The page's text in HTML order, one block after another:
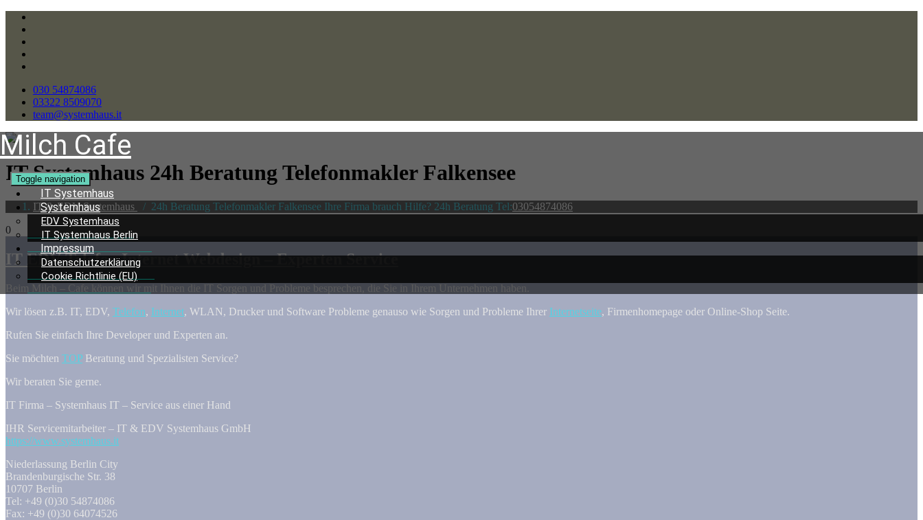
030 54874086
03322 8509070
team@systemhaus.it
Milch Cafe
Toggle navigation
IT Systemhaus
Systemhaus
EDV Systemhaus
IT Systemhaus Berlin
Impressum
Datenschutzerklärung
Cookie Richtlinie (EU)
IT Systemhaus 24h BeratungTelefonmakler Falkensee
IT & EDV Systemhaus / 24h Beratung Telefonmakler Falkensee Ihre Firma brauch Hilfe? 24h Beratung Tel:03054874086
0
IT EDV Telefon Internet Webdesign – Experten Service
Beim Milch – Cafe können wir mit Ihnen die IT Sorgen und Probleme besprechen, die Sie in Ihrem Unternehmen haben.
Wir lösen z.B. IT, EDV, Telefon, Internet, WLAN, Drucker und Software Probleme genauso wie Sorgen und Probleme Ihrer Internetseite, Firmenhomepage oder Online-Shop Seite.
Rufen Sie einfach Ihre Developer und Experten an.
Sie möchten TOP Beratung und Spezialisten Service?
Wir beraten Sie gerne.
IT Firma – Systemhaus IT – Service aus einer Hand
IHR Servicemitarbeiter – IT & EDV Systemhaus GmbH
https://www.systemhaus.it
Niederlassung Berlin City
Brandenburgische Str. 38
10707 Berlin
Tel: +49 (0)30 54874086
Fax: +49 (0)30 64074526